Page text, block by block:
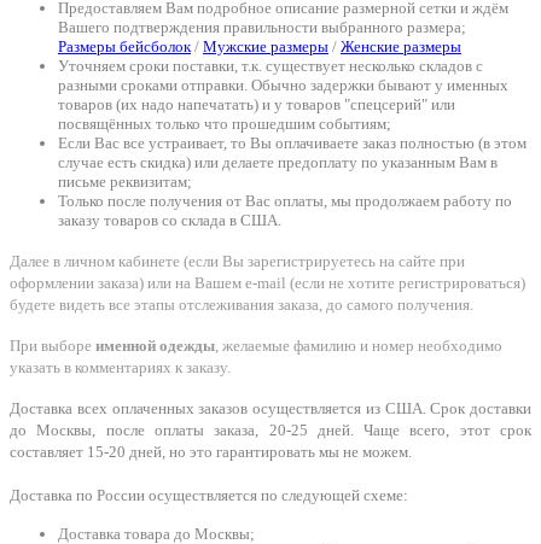
Предоставляем Вам подробное описание размерной сетки и ждём
Вашего подтверждения правильности выбранного размера;
Размеры бейсболок/ Мужские размеры / Женские размеры
Уточняем сроки поставки, т.к. существует несколько складов с
разными сроками отправки. Обычно задержки бывают у именных
товаров (их надо напечатать) и у товаров "спецсерий" или
посвящённых только что прошедшим событиям;
Если Вас все устраивает, то Вы оплачиваете заказ полностью (в этом
случае есть скидка) или делаете предоплату по указанным Вам в
письме реквизитам;
Только после получения от Вас оплаты, мы продолжаем работу по
заказу товаров со склада в США.
Далее в личном кабинете (если Вы зарегистрируетесь на сайте при
оформлении заказа) или на Вашем e-mail (если не хотите регистрироваться)
будете видеть все этапы отслеживания заказа, до самого получения.
При выборе именной одежды, желаемые фамилию и номер необходимо
указать в комментариях к заказу.
Доставка всех оплаченных заказов осуществляется из США. Срок доставки
до Москвы, после оплаты заказа, 20-25 дней. Чаще всего, этот срок
составляет 15-20 дней, но это гарантировать мы не можем.
Доставка по России осуществляется по следующей схеме:
Доставка товара до Москвы;